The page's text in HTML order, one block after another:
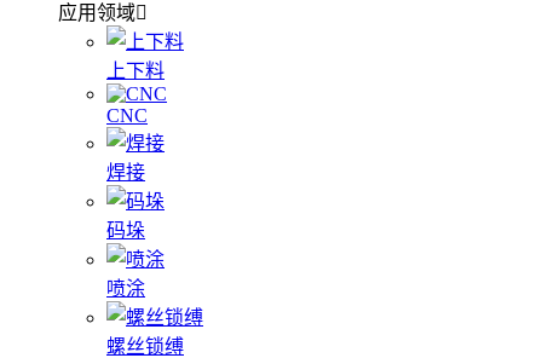
应用领域
上下料
CNC
焊接
码垛
喷涂
螺丝锁缚